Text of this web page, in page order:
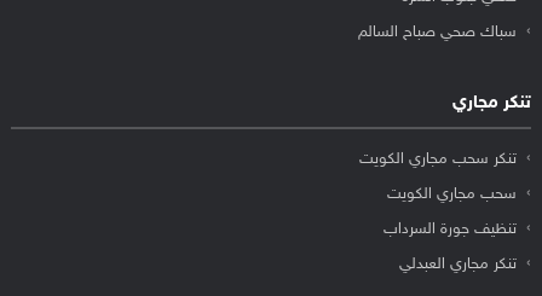
سباك صحي صباح السالم
تنكر مجاري
تنكر سحب مجاري الكويت
سحب مجاري الكويت
تنظيف جورة السرداب
تنكر مجاري العبدلي